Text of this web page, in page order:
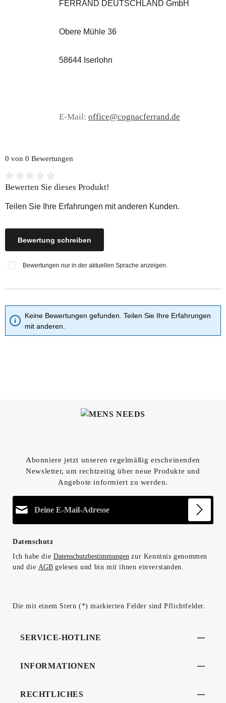
FERRAND DEUTSCHLAND GmbH
Obere Mühle 36
58644 Iserlohn
E-Mail: office@cognacferrand.de
0 von 0 Bewertungen
Durchschnittliche Bewertung von 0 von 5 Sternen
Bewerten Sie dieses Produkt!
Teilen Sie Ihre Erfahrungen mit anderen Kunden.
Bewertung schreiben
Bewertungen nur in der aktuellen Sprache anzeigen.
Keine Bewertungen gefunden. Teilen Sie Ihre Erfahrungen
mit anderen.
Abonniere jetzt unseren regelmäßig erscheinenden
Newsletter, um rechtzeitig über neue Produkte und
Angebote informiert zu werden.
Datenschutz
Ich habe die Datenschutzbestimmungen zur Kenntnis genommen
und die AGBgelesen und bin mit ihnen einverstanden.
Die mit einem Stern (*) markierten Felder sind Pflichtfelder.
SERVICE-HOTLINE
INFORMATIONEN
RECHTLICHES